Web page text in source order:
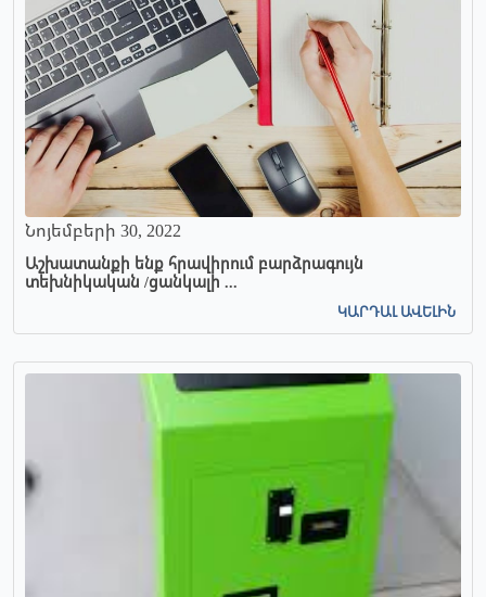
Նոյեմբերի 30, 2022
Աշխատանքի ենք հրավիրում բարձրագույն
տեխնիկական /ցանկալի ...
ԿԱՐԴԱԼ ԱՎԵԼԻՆ